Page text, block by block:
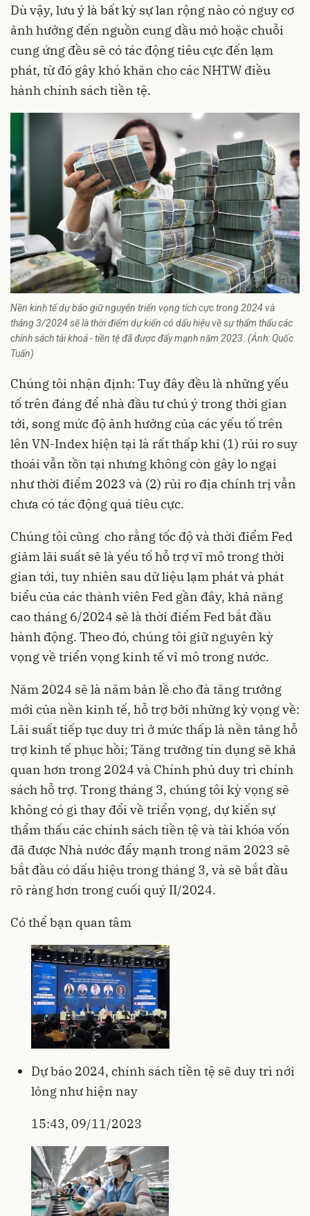
Dù vậy, lưu ý là bất kỳ sự lan rộng nào có nguy cơ
ảnh hưởng đến nguồn cung dầu mỏ hoặc chuỗi
cung ứng đều sẽ có tác động tiêu cực đến lạm
phát, từ đó gây khó khăn cho các NHTW điều
hành chính sách tiền tệ.
Nền kinh tế dự báo giữ nguyên triển vọng tích cực trong 2024 và
tháng 3/2024 sẽ là thời điểm dự kiến có dấu hiệu về sự thẩm thấu các
chính sách tài khoá - tiền tệ đã được đẩy mạnh năm 2023. (Ảnh: Quốc
Tuấn)
Chúng tôi nhận định: Tuy đây đều là những yếu
tố trên đáng để nhà đầu tư chú ý trong thời gian
tới, song mức độ ảnh hưởng của các yếu tố trên
lên VN-Index hiện tại là rất thấp khi (1) rủi ro suy
thoái vẫn tồn tại nhưng không còn gây lo ngại
như thời điểm 2023 và (2) rủi ro địa chính trị vẫn
chưa có tác động quá tiêu cực.
Chúng tôi cũng cho rằng tốc độ và thời điểm Fed
giảm lãi suất sẽ là yếu tố hỗ trợ vĩ mô trong thời
gian tới, tuy nhiên sau dữ liệu lạm phát và phát
biểu của các thành viên Fed gần đây, khả năng
cao tháng 6/2024 sẽ là thời điểm Fed bắt đầu
hành động. Theo đó, chúng tôi giữ nguyên kỳ
vọng về triển vọng kinh tế vĩ mô trong nước.
Năm 2024 sẽ là năm bản lề cho đà tăng trưởng
mới của nền kinh tế, hỗ trợ bởi những kỳ vọng về:
Lãi suất tiếp tục duy trì ở mức thấp là nền tảng hỗ
trợ kinh tế phục hồi; Tăng trưởng tín dụng sẽ khả
quan hơn trong 2024 và Chính phủ duy trì chính
sách hỗ trợ. Trong tháng 3, chúng tôi kỳ vọng sẽ
không có gì thay đổi về triển vọng, dự kiến sự
thẩm thấu các chính sách tiền tệ và tài khóa vốn
đã được Nhà nước đẩy mạnh trong năm 2023 sẽ
bắt đầu có dấu hiệu trong tháng 3, và sẽ bắt đầu
rõ ràng hơn trong cuối quý II/2024.
Có thể bạn quan tâm
Dự báo 2024, chính sách tiền tệ sẽ duy trì nới
lỏng như hiện nay
15:43, 09/11/2023